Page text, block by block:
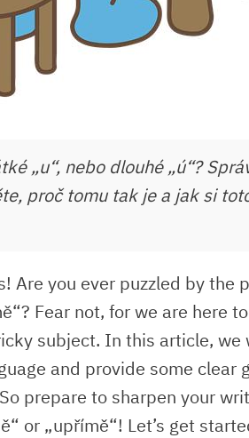
„u“, nebo dlouhé „ú“?
proč tomu tak je a jak si
‌Are you ever puzzled ⁤by ⁣the
Fear not, for we are here
subject.​ In this article, we
and provide some ‌clear
prepare to sharpen your⁣
or „upřímě“! Let’s get